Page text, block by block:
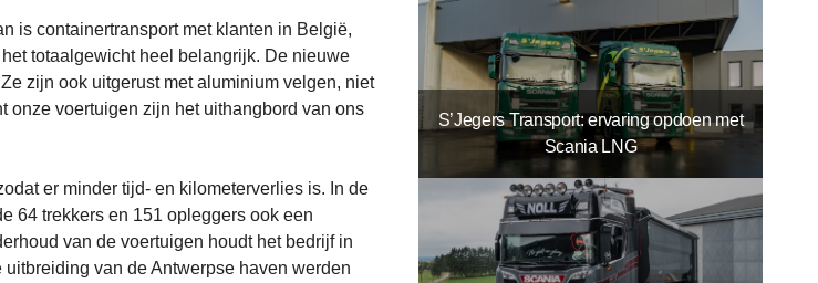
is containertransport met klanten in België,
totaalgewicht heel belangrijk. De nieuwe
zijn ook uitgerust met aluminium velgen, niet
onze voertuigen zijn het uithangbord van ons
er minder tijd- en kilometerverlies is. In de
64 trekkers en 151 opleggers ook een
van de voertuigen houdt het bedrijf in
van de Antwerpse haven werden
S’Jegers Transport: ervaring opdoen met
Scania LNG